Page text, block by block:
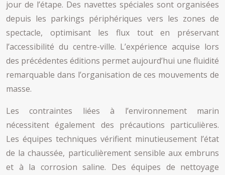
jour de l’étape. Des navettes spéciales sont organisées
depuis les parkings périphériques vers les zones de
spectacle, optimisant les flux tout en préservant
l’accessibilité du centre-ville. L’expérience acquise lors
des précédentes éditions permet aujourd’hui une fluidité
remarquable dans l’organisation de ces mouvements de
masse.
Les contraintes liées à l’environnement marin
nécessitent également des précautions particulières.
Les équipes techniques vérifient minutieusement l’état
de la chaussée, particulièrement sensible aux embruns
et à la corrosion saline. Des équipes de nettoyage